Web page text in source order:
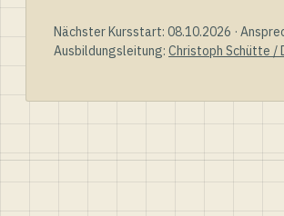
Nächster Kursstart: 08.10.2026 ·
Ausbildungsleitung: Christoph Schütte /